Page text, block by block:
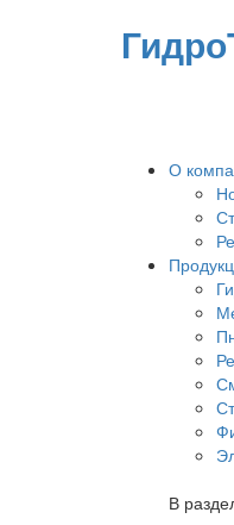
О
В